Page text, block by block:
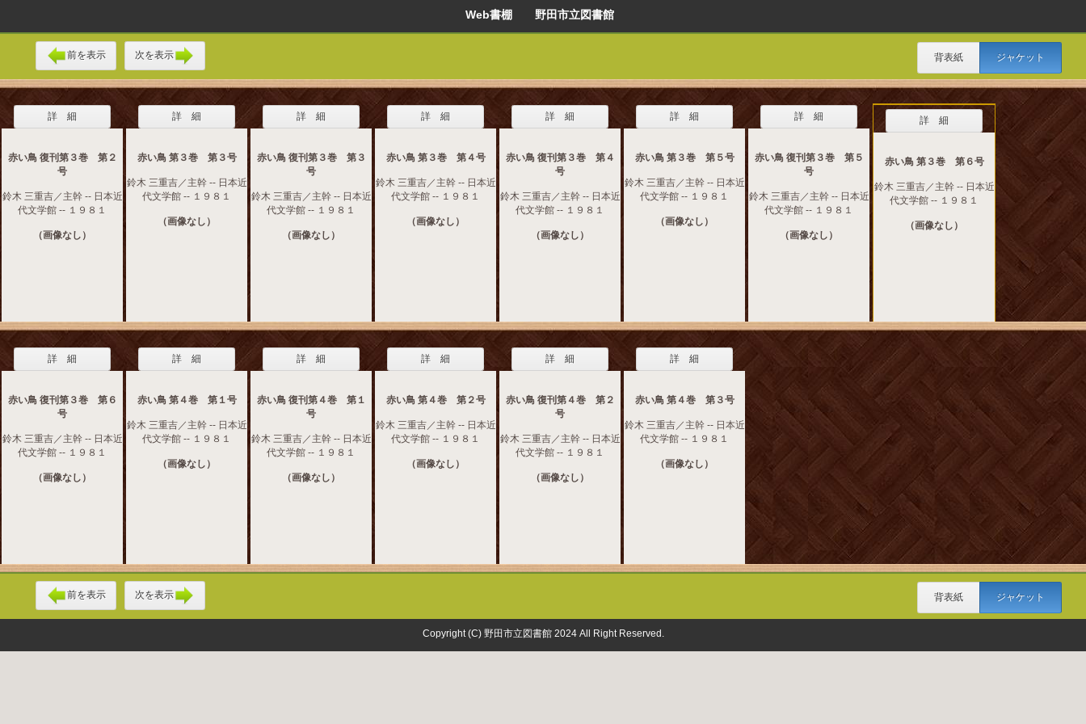
Web書棚 野田市立図書館
前を表示 次を表示 背表紙 ジャケット
詳 細
赤い鳥 復刊第３巻 第２
号
鈴木 三重吉／主幹 -- 日本近
代文学館 -- １９８１
（画像なし）
詳 細
赤い鳥 第３巻 第３号
鈴木 三重吉／主幹 -- 日本近
代文学館 -- １９８１
（画像なし）
詳 細
赤い鳥 復刊第３巻 第３
号
鈴木 三重吉／主幹 -- 日本近
代文学館 -- １９８１
（画像なし）
詳 細
赤い鳥 第３巻 第４号
鈴木 三重吉／主幹 -- 日本近
代文学館 -- １９８１
（画像なし）
詳 細
赤い鳥 復刊第３巻 第４
号
鈴木 三重吉／主幹 -- 日本近
代文学館 -- １９８１
（画像なし）
詳 細
赤い鳥 第３巻 第５号
鈴木 三重吉／主幹 -- 日本近
代文学館 -- １９８１
（画像なし）
詳 細
赤い鳥 復刊第３巻 第５
号
鈴木 三重吉／主幹 -- 日本近
代文学館 -- １９８１
（画像なし）
詳 細
赤い鳥 第３巻 第６号
鈴木 三重吉／主幹 -- 日本近
代文学館 -- １９８１
（画像なし）
詳 細
赤い鳥 復刊第３巻 第６
号
鈴木 三重吉／主幹 -- 日本近
代文学館 -- １９８１
（画像なし）
詳 細
赤い鳥 第４巻 第１号
鈴木 三重吉／主幹 -- 日本近
代文学館 -- １９８１
（画像なし）
詳 細
赤い鳥 復刊第４巻 第１
号
鈴木 三重吉／主幹 -- 日本近
代文学館 -- １９８１
（画像なし）
詳 細
赤い鳥 第４巻 第２号
鈴木 三重吉／主幹 -- 日本近
代文学館 -- １９８１
（画像なし）
詳 細
赤い鳥 復刊第４巻 第２
号
鈴木 三重吉／主幹 -- 日本近
代文学館 -- １９８１
（画像なし）
詳 細
赤い鳥 第４巻 第３号
鈴木 三重吉／主幹 -- 日本近
代文学館 -- １９８１
（画像なし）
前を表示 次を表示 背表紙 ジャケット
Copyright (C) 野田市立図書館 2024 All Right Reserved.